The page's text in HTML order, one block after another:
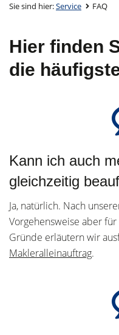
Sie sind hier:Service FAQ
Hier finden
die
Kann ich auch
gleichzeitig
Ja, natürlich. Nach
Vorgehensweise aber
Gründe erläutern wir
Makleralleinauftrag.